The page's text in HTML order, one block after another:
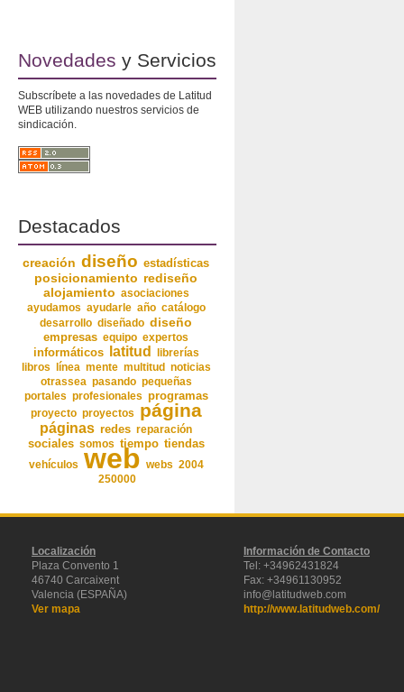
Novedades y Servicios
Subscríbete a las novedades de Latitud
WEB utilizando nuestros servicios de
sindicación.
Destacados
creación diseño estadísticas
posicionamiento rediseño
alojamiento asociaciones
ayudamos ayudarle año catálogo
desarrollo diseñado diseño
empresas equipo expertos
informáticos
latitud
librerías
libros
línea mente multitud noticias
otrassea pasando pequeñas
portales profesionales programas
proyecto proyectos página
páginas redes reparación
sociales somos tiempo tiendas
vehículos web webs 2004
250000
Localización
Plaza Convento 1
46740 Carcaixent
Valencia (ESPAÑA)
Ver mapa
Información de Contacto
Tel: +34962431824
Fax: +34961130952
info@latitudweb.com
http://www.latitudweb.com/